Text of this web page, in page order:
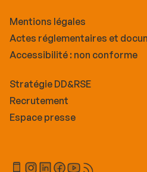
Mentions légales
Actes réglementaires et
Accessibilité : non conforme
Stratégie DD&RSE
Recrutement
Espace presse